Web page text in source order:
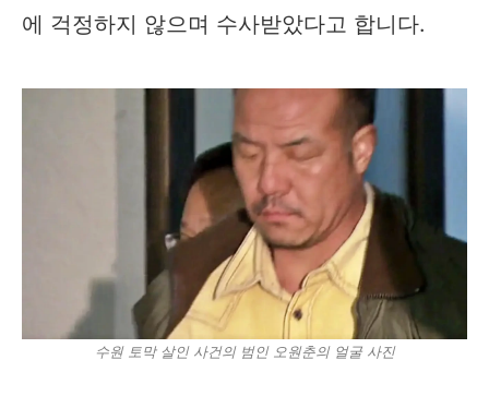
에 걱정하지 않으며 수사받았다고 합니다.
수원 토막 살인 사건의 범인 오원춘의 얼굴 사진